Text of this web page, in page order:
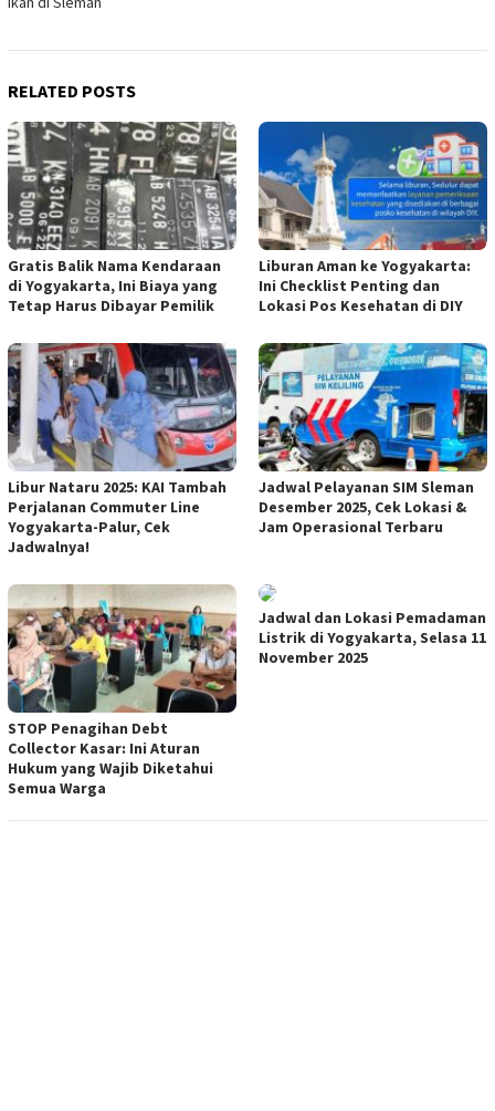
RELATED POSTS
Gratis Balik Nama Kendaraan
di Yogyakarta, Ini Biaya yang
Tetap Harus Dibayar Pemilik
Liburan Aman ke Yogyakarta:
Ini Checklist Penting dan
Lokasi Pos Kesehatan di DIY
Libur Nataru 2025: KAI Tambah
Perjalanan Commuter Line
Yogyakarta-Palur, Cek
Jadwalnya!
Jadwal Pelayanan SIM Sleman
Desember 2025, Cek Lokasi &
Jam Operasional Terbaru
STOP Penagihan Debt
Collector Kasar: Ini Aturan
Hukum yang Wajib Diketahui
Semua Warga
Jadwal dan Lokasi Pemadaman
Listrik di Yogyakarta, Selasa 11
November 2025